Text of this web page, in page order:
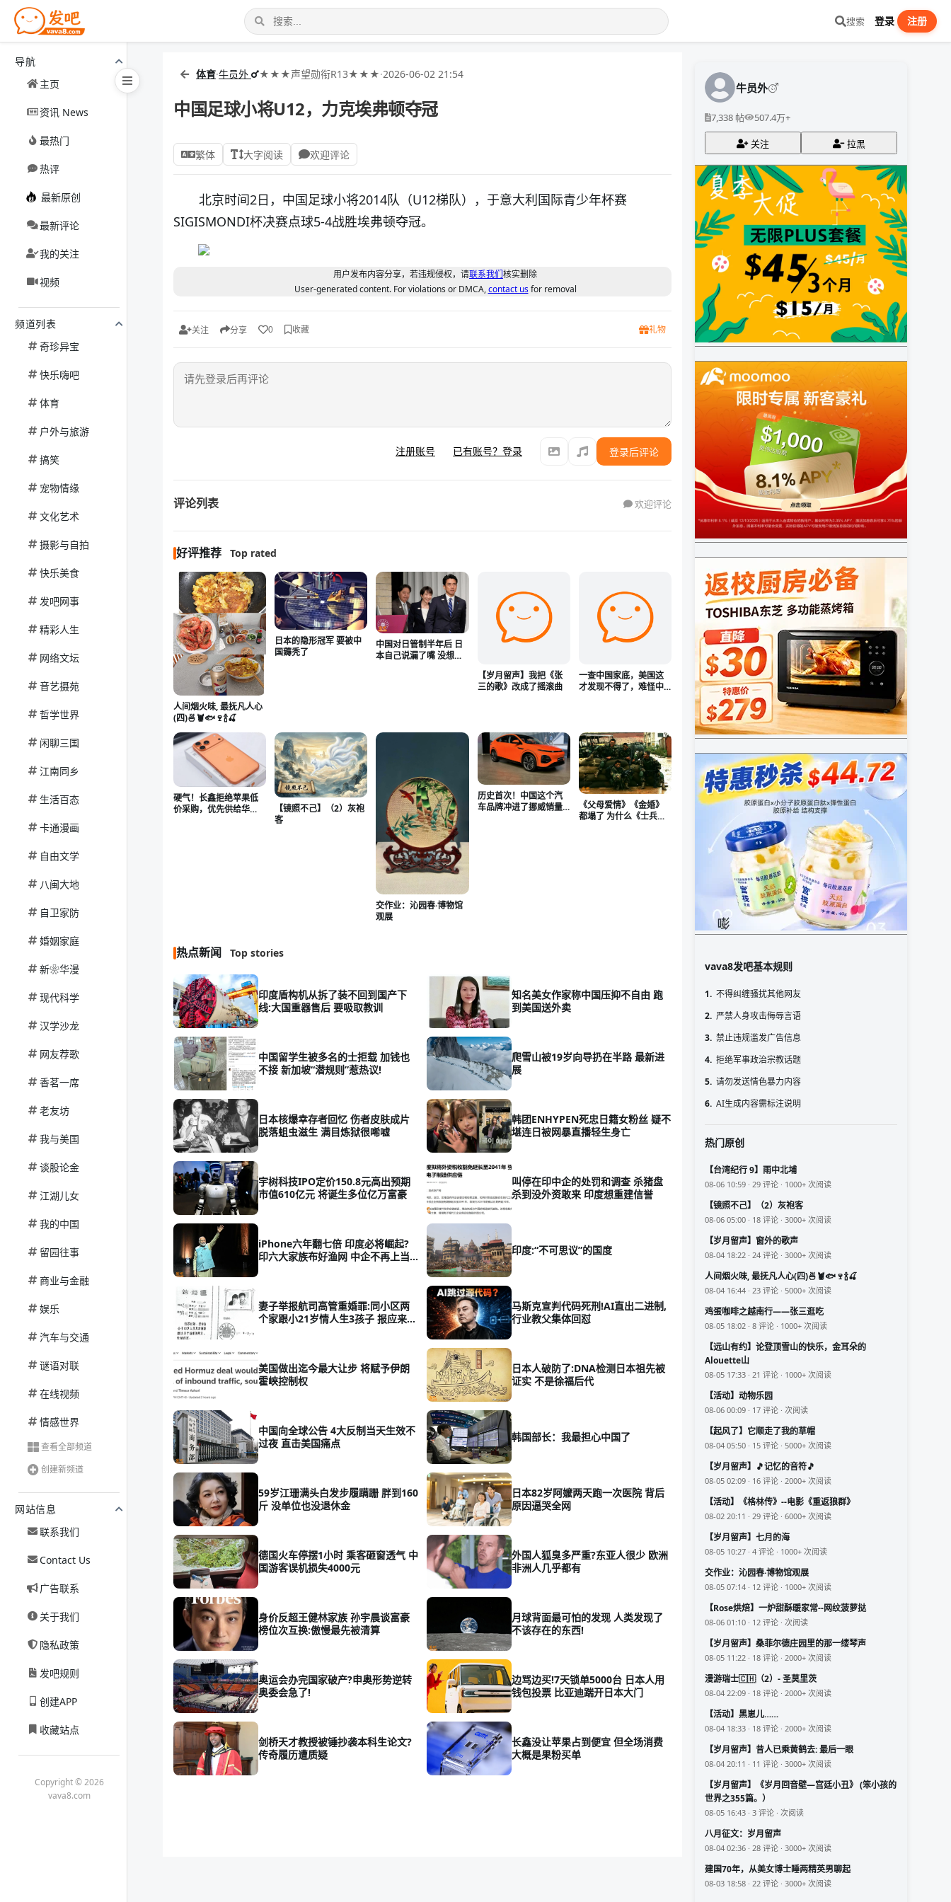
搜索 登录 注册
导航
主页
资讯 News
最热门
热评
最新原创
最新评论
我的关注
视频
频道列表
奇珍异宝
快乐嗨吧
体育
户外与旅游
搞笑
宠物情缘
文化艺术
摄影与自拍
快乐美食
发吧网事
精彩人生
网络文坛
音艺摄苑
哲学世界
闲聊三国
江南同乡
生活百态
卡通漫画
自由文学
八闽大地
自卫家防
婚姻家庭
新❀华漫
现代科学
汉学沙龙
网友荐歌
香茗一席
老友坊
我与美国
谈股论金
江湖儿女
我的中国
留园往事
商业与金融
娱乐
汽车与交通
谜语对联
在线视频
情感世界
查看全部频道
创建新频道
网站信息
联系我们
Contact Us
广告联系
关于我们
隐私政策
发吧规则
创建APP
收藏站点
Copyright © 2026
vava8.com
体育·牛员外 ★★★声望勋衔R13★★★·2026-06-02 21:54
中国足球小将U12，力克埃弗顿夺冠
繁体 大字阅读 欢迎评论
北京时间2日，中国足球小将2014队（U12梯队），于意大利国际青少年杯赛
SIGISMONDI杯决赛点球5-4战胜埃弗顿夺冠。
用户发布内容分享，若违规侵权，请联系我们核实删除
User-generated content. For violations or DMCA,contact usfor removal
关注 分享 0 收藏 礼物
注册账号 已有账号？登录 登录后评论
评论列表 欢迎评论
好评推荐 Top rated
人间烟火味, 最抚凡人心
(四)🍜🦞🐟🍷🍾🍒
日本的隐形冠军 要被中
国薅秃了
中国对日管制半年后 日
本自己说漏了嘴 没想到
【岁月留声】我把《张
三的歌》改成了摇滚曲
一查中国家底，美国这
才发现不得了，难怪中
硬气！长鑫拒绝苹果低
价采购，优先供给华
【镜照不己】（2）灰袍
客
交作业：沁园春·博物馆
观展
历史首次！中国这个汽
车品牌冲进了挪威销量
《父母爱情》《金婚》
都塌了 为什么《士兵突
热点新闻 Top stories
印度盾构机从拆了装不回到国产下
线:大国重器售后 要吸取教训
知名美女作家称中国压抑不自由 跑
到美国送外卖
中国留学生被多名的士拒载 加钱也
不接 新加坡“潜规则”惹热议!
爬雪山被19岁向导扔在半路 最新进
展
日本核爆幸存者回忆 伤者皮肤成片
脱落蛆虫滋生 满目炼狱很唏嘘
韩团ENHYPEN死忠日籍女粉丝 疑不
堪连日被网暴直播轻生身亡
宇树科技IPO定价150.8元高出预期
市值610亿元 将诞生多位亿万富豪
叫停在印中企的处罚和调查 杀猪盘
杀到没外资敢来 印度想重建信誉
iPhone六年翻七倍 印度必将崛起?
印六大家族布好渔网 中企不再上当
印度:“不可思议”的国度
妻子举报航司高管重婚罪:同小区两
个家跟小21岁情人生3孩子 报应来
马斯克宣判代码死刑!AI直出二进制,
行业教父集体回怼
美国做出迄今最大让步 将赋予伊朗
霍峡控制权
日本人破防了:DNA检测日本祖先被
证实 不是徐福后代
中国向全球公告 4大反制当天生效不
过夜 直击美国痛点
韩国部长：我最担心中国了
59岁江珊满头白发步履蹒跚 胖到160
斤 没单位也没退休金
日本82岁阿嬤两天跑一次医院 背后
原因逼哭全网
德国火车停摆1小时 乘客砸窗透气 中
国游客误机损失4000元
外国人狐臭多严重?东亚人很少 欧洲
非洲人几乎都有
身价反超王健林家族 孙宇晨谈富豪
榜位次互换:傲慢最先被清算
月球背面最可怕的发现 人类发现了
不该存在的东西!
奥运会办完国家破产?申奥形势逆转
奥委会急了!
边骂边买!7天锁单5000台 日本人用
钱包投票 比亚迪踹开日本大门
剑桥天才教授被锤抄袭本科生论文?
传奇履历遭质疑
长鑫没让苹果占到便宜 但全场消费
大概是果粉买单
牛员外
7,338 帖 507.4万+
关注 拉黑
vava8发吧基本规则
1. 不得纠缠骚扰其他网友
2. 严禁人身攻击侮辱言语
3. 禁止违规滥发广告信息
4. 拒绝军事政治宗教话题
5. 请勿发送情色暴力内容
6. AI生成内容需标注说明
热门原创
【台湾纪行 9】雨中北埔
08-06 10:59 · 29 评论 · 1000+ 次阅读
【镜照不己】（2）灰袍客
08-06 05:00 · 18 评论 · 3000+ 次阅读
【岁月留声】窗外的歌声
08-04 18:22 · 24 评论 · 3000+ 次阅读
人间烟火味, 最抚凡人心(四)🍜🦞🐟🍷🍾🍒
08-04 16:44 · 23 评论 · 5000+ 次阅读
鸡蛋咖啡之越南行——张三逛吃
08-05 18:02 · 8 评论 · 1000+ 次阅读
【远山有约】论登顶雪山的快乐，金耳朵的
Alouette山
08-05 17:33 · 21 评论 · 1000+ 次阅读
【活动】动物乐园
08-06 00:09 · 17 评论 · 次阅读
【起风了】它顺走了我的草帽
08-04 05:50 · 15 评论 · 5000+ 次阅读
【岁月留声】🎵记忆的音符🎵
08-05 02:09 · 16 评论 · 2000+ 次阅读
【活动】《格林传》--电影《重返狼群》
08-02 20:11 · 29 评论 · 6000+ 次阅读
【岁月留声】七月的海
08-05 10:27 · 4 评论 · 1000+ 次阅读
交作业：沁园春·博物馆观展
08-05 07:14 · 12 评论 · 1000+ 次阅读
【Rose烘焙】一炉甜酥暖家常--网纹菠萝挞
08-06 01:10 · 12 评论 · 次阅读
【岁月留声】桑菲尔德庄园里的那一缕琴声
08-05 11:22 · 18 评论 · 2000+ 次阅读
漫游瑞士🇨🇭（2）- 圣莫里茨
08-04 22:09 · 18 评论 · 2000+ 次阅读
【活动】黑崽儿……
08-04 18:33 · 18 评论 · 2000+ 次阅读
【岁月留声】昔人已乘黄鹤去: 最后一眼
08-04 20:11 · 11 评论 · 3000+ 次阅读
【岁月留声】《岁月回音壁—宫廷小丑》 (笨小孩的
世界之355篇。）
08-05 16:43 · 3 评论 · 次阅读
八月征文：岁月留声
08-04 02:36 · 28 评论 · 3000+ 次阅读
建国70年，从美女博士睡两精英男聊起
08-03 18:58 · 22 评论 · 3000+ 次阅读